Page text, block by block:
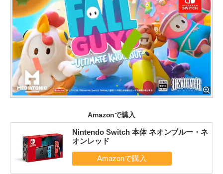
Amazonで購入
Nintendo Switch 本体 ネオンブルー・ネ
オンレッド